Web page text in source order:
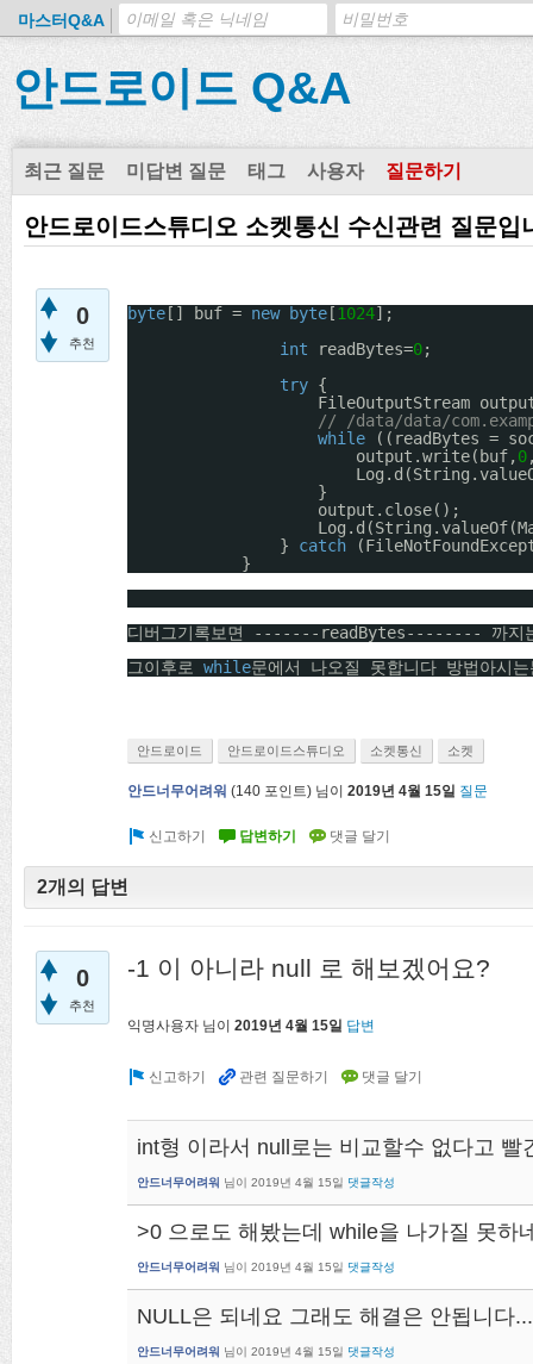
마스터Q&A
안드로이드 Q&A
최근 질문 미답변 질문 태그 사용자 질문하기
안드로이드스튜디오 소켓통신 수신관련 질문입
0
추천
byte [] buf = new byte [1024];
int
readBytes=0;
try {
FileOutputStream
// /data/data/
while
((readBytes =
output.write(buf,0
}
output.close();
} catch
}
디버그기록보면 -------readBytes-------- 까지
그이후로 while문에서 나오질 못합니다 방법아시는
안드로이드 안드로이드스튜디오 소켓통신 소켓
안드너무어려워 (140 포인트) 님이 2019년 4월 15일 질문
2개의 답변
0
추천
-1 이 아니라 null 로 해보겠어요?
익명사용자 님이 2019년 4월 15일 답변
int형 이라서 null로는 비교할수 없다고 빨
안드너무어려워 님이 2019년 4월 15일 댓글작성
>0 으로도 해봤는데 while을 나가질 못하
안드너무어려워 님이 2019년 4월 15일 댓글작성
NULL은 되네요 그래도 해결은 안됩니다
안드너무어려워 님이 2019년 4월 15일 댓글작성